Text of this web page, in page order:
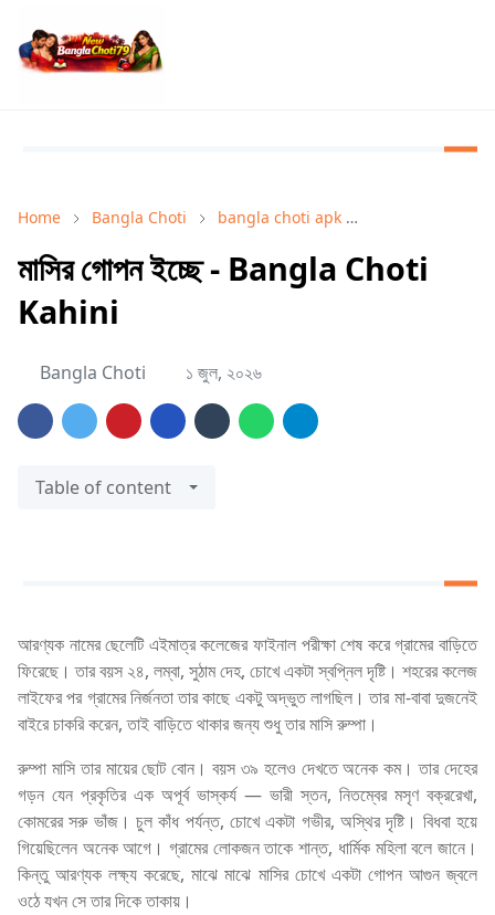
Home Bangla Choti bangla choti apk
মাসির গোপন ইচ্ছে - Bangla Choti
Kahini
Bangla Choti ১ জুল, ২০২৬
Table of content
আরণ্যক নামের ছেলেটি এইমাত্র কলেজের ফাইনাল পরীক্ষা শেষ করে গ্রামের বাড়িতে
ফিরেছে। তার বয়স ২৪, লম্বা, সুঠাম দেহ, চোখে একটা স্বপ্নিল দৃষ্টি। শহরের কলেজ
লাইফের পর গ্রামের নির্জনতা তার কাছে একটু অদ্ভুত লাগছিল। তার মা-বাবা দুজনেই
বাইরে চাকরি করেন, তাই বাড়িতে থাকার জন্য শুধু তার মাসি রুম্পা।
রুম্পা মাসি তার মায়ের ছোট বোন। বয়স ৩৯ হলেও দেখতে অনেক কম। তার দেহের
গড়ন যেন প্রকৃতির এক অপূর্ব ভাস্কর্য — ভারী স্তন, নিতম্বের মসৃণ বক্ররেখা,
কোমরের সরু ভাঁজ। চুল কাঁধ পর্যন্ত, চোখে একটা গভীর, অস্থির দৃষ্টি। বিধবা হয়ে
গিয়েছিলেন অনেক আগে। গ্রামের লোকজন তাকে শান্ত, ধার্মিক মহিলা বলে জানে।
কিন্তু আরণ্যক লক্ষ্য করেছে, মাঝে মাঝে মাসির চোখে একটা গোপন আগুন জ্বলে
ওঠে যখন সে তার দিকে তাকায়।